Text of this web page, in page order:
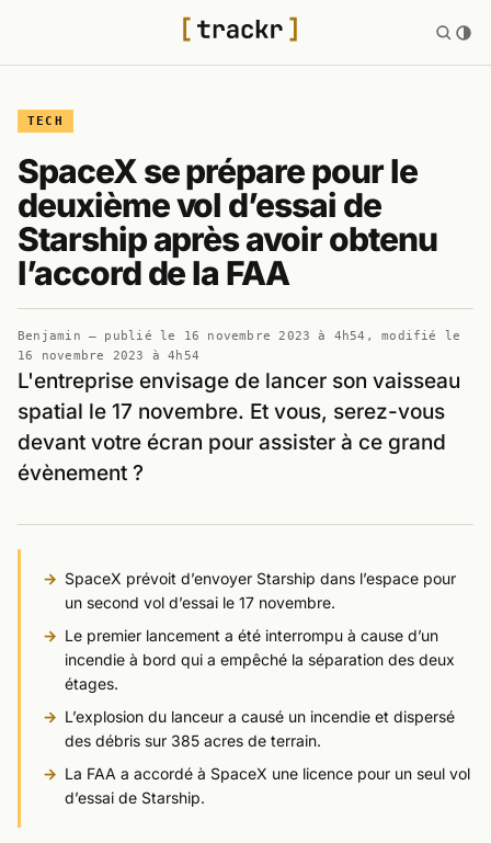
TECH
SpaceX se prépare pour le
deuxième vol d’essai de
Starship après avoir obtenu
l’accord de la FAA
Benjamin — publié le 16 novembre 2023 à 4h54 , modifié le
16 novembre 2023 à 4h54
L'entreprise envisage de lancer son vaisseau
spatial le 17 novembre. Et vous, serez-vous
devant votre écran pour assister à ce grand
évènement ?
SpaceX prévoit d’envoyer Starship dans l’espace pour
un second vol d’essai le 17 novembre.
Le premier lancement a été interrompu à cause d’un
incendie à bord qui a empêché la séparation des deux
étages.
L’explosion du lanceur a causé un incendie et dispersé
des débris sur 385 acres de terrain.
La FAA a accordé à SpaceX une licence pour un seul vol
d’essai de Starship.